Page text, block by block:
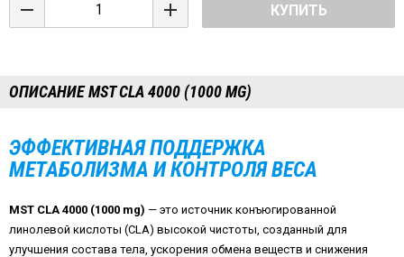
КУПИТЬ
ОПИСАНИЕ MST CLA 4000 (1000 MG)
ЭФФЕКТИВНАЯ ПОДДЕРЖКА
МЕТАБОЛИЗМА И КОНТРОЛЯ ВЕСА
MST CLA 4000 (1000 mg) — это источник конъюгированной
линолевой кислоты (CLA) высокой чистоты, созданный для
улучшения состава тела, ускорения обмена веществ и снижения